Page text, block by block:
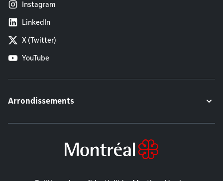
Instagram
LinkedIn
X (Twitter)
YouTube
Arrondissements